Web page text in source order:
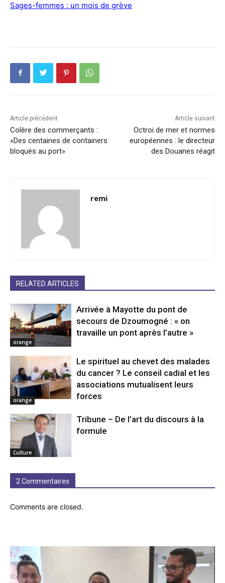
Sages-femmes : un mois de grève
Article précédent
Colère des commerçants :
«Des centaines de containers
bloqués au port»
Article suivant
Octroi de mer et normes
européennes : le directeur
des Douanes réagit
remi
RELATED ARTICLES
orange
Arrivée à Mayotte du pont de
secours de Dzoumogné : « on
travaille un pont après l’autre »
orange
Le spirituel au chevet des malades
du cancer ? Le conseil cadial et les
associations mutualisent leurs
forces
Culture
Tribune – De l’art du discours à la
formule
2 Commentaires
Comments are closed.